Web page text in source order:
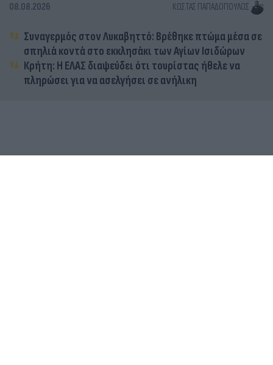
08.08.2026 ΚΏΣΤΑΣ ΠΑΠΑΔΌΠΟΥΛΟΣ
Συναγερμός στον Λυκαβηττό: Βρέθηκε πτώμα μέσα σε
σπηλιά κοντά στο εκκλησάκι των Αγίων Ισιδώρων
Κρήτη: Η ΕΛΑΣ διαψεύδει ότι τουρίστας ήθελε να
πληρώσει για να ασελγήσει σε ανήλικη